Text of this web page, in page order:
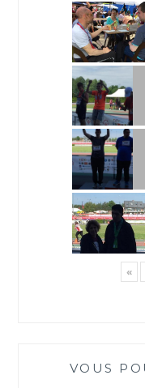
«
VOUS